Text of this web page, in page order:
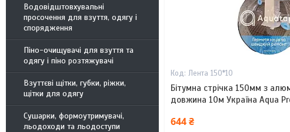
Водовідштовхувальні
просочення для взуття, одягу і
спорядження
Піно-очищувачі для взуття та
одягу і піно розтяжувачі
Взуттєві щітки, губки, ріжки,
щітки для одягу
Сушарки, формоутримувачі,
льодоходи та льодоступи
Лента 150*10
Бітумна стрічка 150мм з
довжина 10м Україна Aqua
644 ₴